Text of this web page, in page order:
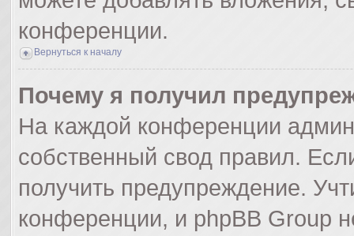
конференции.
Вернуться к началу
Почему я получил
На каждой конференции
собственный свод правил.
получить предупреждение.
конференции, и phpBB Group